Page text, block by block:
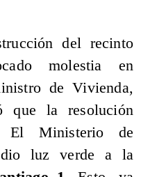
del recinto
molestia en
de Vivienda,
que la resolución
El Ministerio de
luz verde a la